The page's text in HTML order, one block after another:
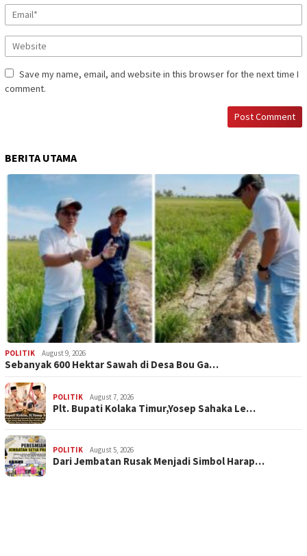
Save my name, email, and website in this browser for the next time I
comment.
BERITA UTAMA
POLITIK August 9, 2026
Sebanyak 600 Hektar Sawah di Desa Bou Ga…
POLITIK August 7, 2026
Plt. Bupati Kolaka Timur,Yosep Sahaka Le…
POLITIK August 5, 2026
Dari Jembatan Rusak Menjadi Simbol Harap…